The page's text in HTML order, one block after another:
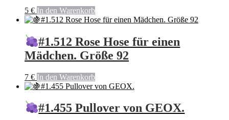
5 € In den Warenkorb
#1.512 Rose Hose für einen
Mädchen. Größe 92
7 € In den Warenkorb
#1.455 Pullover von GEOX.